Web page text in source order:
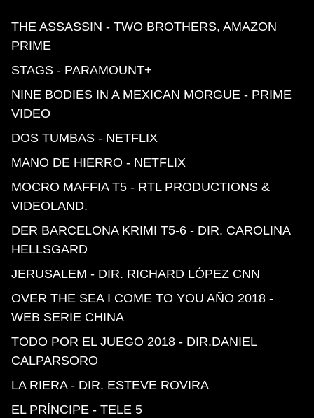
THE ASSASSIN - TWO BROTHERS, AMAZON
PRIME
STAGS - PARAMOUNT+
NINE BODIES IN A MEXICAN MORGUE - PRIME
VIDEO
DOS TUMBAS - NETFLIX
MANO DE HIERRO - NETFLIX
MOCRO MAFFIA T5 - RTL PRODUCTIONS &
VIDEOLAND.
DER BARCELONA KRIMI T5-6 - DIR. CAROLINA
HELLSGARD
JERUSALEM - DIR. RICHARD LÓPEZ CNN
OVER THE SEA I COME TO YOU AÑO 2018 -
WEB SERIE CHINA
TODO POR EL JUEGO 2018 - DIR.DANIEL
CALPARSORO
LA RIERA - DIR. ESTEVE ROVIRA
EL PRÍNCIPE - TELE 5